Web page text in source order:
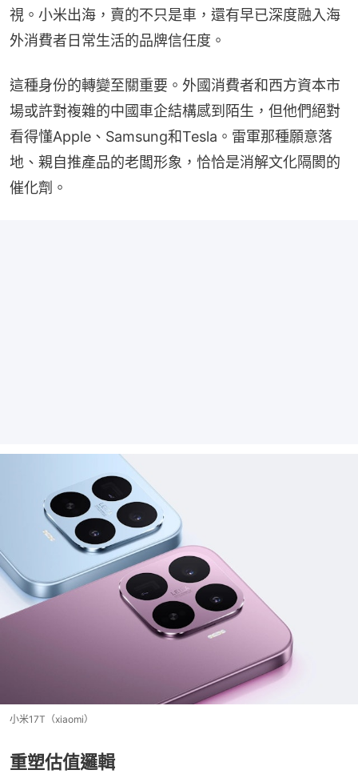
視。小米出海，賣的不只是車，還有早已深度融入海
外消費者日常生活的品牌信任度。
這種身份的轉變至關重要。外國消費者和西方資本市
場或許對複雜的中國車企結構感到陌生，但他們絕對
看得懂Apple、Samsung和Tesla。雷軍那種願意落
地、親自推產品的老闆形象，恰恰是消解文化隔閡的
催化劑。
小米17T（xiaomi）
重塑估值邏輯